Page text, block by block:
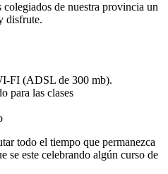
de nuestra provincia un
disfrute.
FI (ADSL de 300 mb).
para las clases
todo el tiempo que permanezca
se este celebrando algún curso de